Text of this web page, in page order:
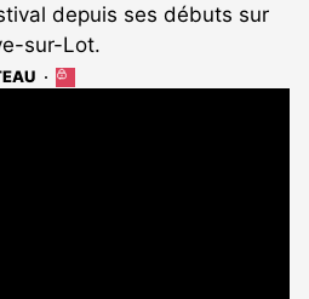
depuis ses débuts sur
sur-Lot.
Cet